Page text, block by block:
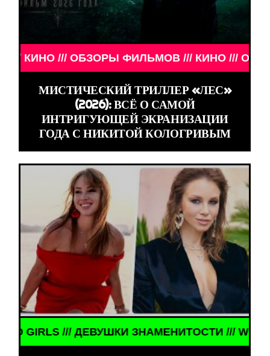
ФИЛЬМОВ /// КИНО /// ОБЗОРЫ ФИЛЬМОВ
МИСТИЧЕСКИЙ ТРИЛЛЕР «ЛЕС»
(2026): ВСЁ О САМОЙ
ИНТРИГУЮЩЕЙ ЭКРАНИЗАЦИИ
ГОДА С НИКИТОЙ КОЛОГРИВЫМ
ЗНАМЕНИТОСТИ /// WORLD GIRLS ///